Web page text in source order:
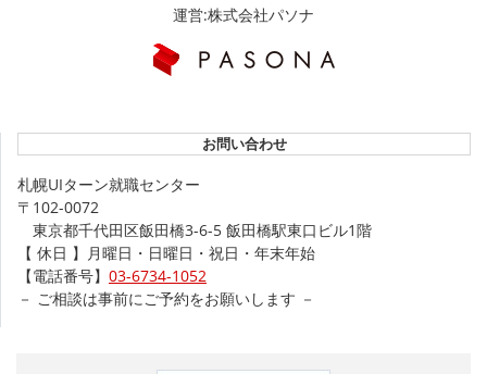
運営:株式会社パソナ
お問い合わせ
札幌UIターン就職センター
〒102-0072
東京都千代田区飯田橋3-6-5 飯田橋駅東口ビル1階
【 休日 】月曜日・日曜日・祝日・年末年始
【電話番号】 03-6734-1052
－ ご相談は事前にご予約をお願いします －